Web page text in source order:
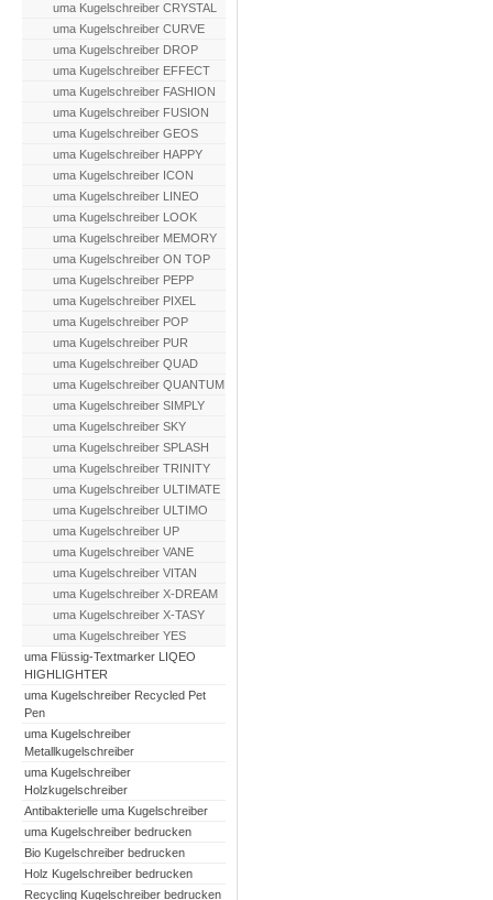
uma Kugelschreiber CRYSTAL
uma Kugelschreiber CURVE
uma Kugelschreiber DROP
uma Kugelschreiber EFFECT
uma Kugelschreiber FASHION
uma Kugelschreiber FUSION
uma Kugelschreiber GEOS
uma Kugelschreiber HAPPY
uma Kugelschreiber ICON
uma Kugelschreiber LINEO
uma Kugelschreiber LOOK
uma Kugelschreiber MEMORY
uma Kugelschreiber ON TOP
uma Kugelschreiber PEPP
uma Kugelschreiber PIXEL
uma Kugelschreiber POP
uma Kugelschreiber PUR
uma Kugelschreiber QUAD
uma Kugelschreiber QUANTUM
uma Kugelschreiber SIMPLY
uma Kugelschreiber SKY
uma Kugelschreiber SPLASH
uma Kugelschreiber TRINITY
uma Kugelschreiber ULTIMATE
uma Kugelschreiber ULTIMO
uma Kugelschreiber UP
uma Kugelschreiber VANE
uma Kugelschreiber VITAN
uma Kugelschreiber X-DREAM
uma Kugelschreiber X-TASY
uma Kugelschreiber YES
uma Flüssig-Textmarker LIQEO
HIGHLIGHTER
uma Kugelschreiber Recycled Pet
Pen
uma Kugelschreiber
Metallkugelschreiber
uma Kugelschreiber
Holzkugelschreiber
Antibakterielle uma Kugelschreiber
uma Kugelschreiber bedrucken
Bio Kugelschreiber bedrucken
Holz Kugelschreiber bedrucken
Recycling Kugelschreiber bedrucken